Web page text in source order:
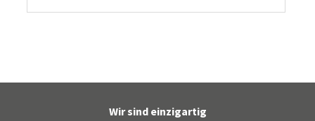
Wir sind einzigartig